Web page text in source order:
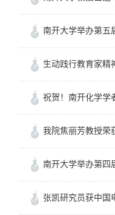
南开大学举办第五
生动践行教育家精
祝贺！南开化学学
我院焦丽芳教授荣
南开大学举办第四
张凯研究员获中国